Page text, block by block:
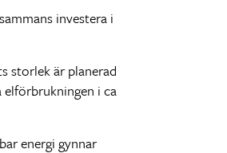
investera i
storlek är planerad
i ca
energi gynnar